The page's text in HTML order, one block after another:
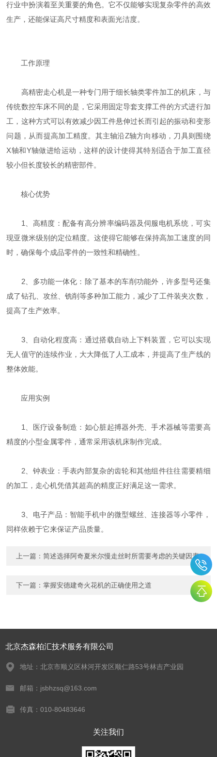
行业中扮演着至关重要的角色。它不仅能够实现复杂零件的高效
生产，还能保证高尺寸精度和表面光洁度。
工作原理
高精密走心机是一种专门用于细长轴类零件加工的机床，与
传统数控车床不同的是，它采用固定导套支撑工件的方式进行加
工，这种方式可以有效减少因工件悬伸过长而引起的振动和变形
问题，从而提高加工精度。其主轴沿Z轴方向移动，刀具则围绕
X轴和Y轴做进给运动，这样的设计使得其特别适合于加工直径
较小但长度较长的精密部件。
核心优势
1、高精度：配备有高分辨率编码器及伺服电机系统，可实
现亚微米级别的定位精度。这使得它能够在保持高加工速度的同
时，确保每个成品零件的一致性和精确性。
2、多功能一体化：除了基本的车削功能外，许多型号还集
成了钻孔、攻丝、铣削等多种加工能力，减少了工件装夹次数，
提高了生产效率。
3、自动化程度高：通过搭载自动上下料装置，它可以实现
无人值守的连续作业，大大降低了人工成本，并提高了生产线的
整体效能。
应用实例
1、医疗设备制造：如心脏起搏器外壳、手术器械等需要高
精度的小型金属零件，通常采用该机床制作完成。
2、钟表业：手表内部复杂的齿轮和其他组件往往需要精细
的加工，走心机凭借其超高的精度正好满足这一需求。
3、电子产品：智能手机中的微型螺丝、连接器等小零件，
同样依赖于它来保证产品质量。
上一篇：简述选择阿奇夏米尔慢走丝时所需要考虑的关键因素
下一篇：掌握安德建奇火花机的正确使用之道
北京杰森柏汇技术服务有限公司
地址：北京市顺义区林河开发区顺仁路53号林吉产业园
邮箱：jsbhzsq@163.com
传真：010-80483646
关注我们